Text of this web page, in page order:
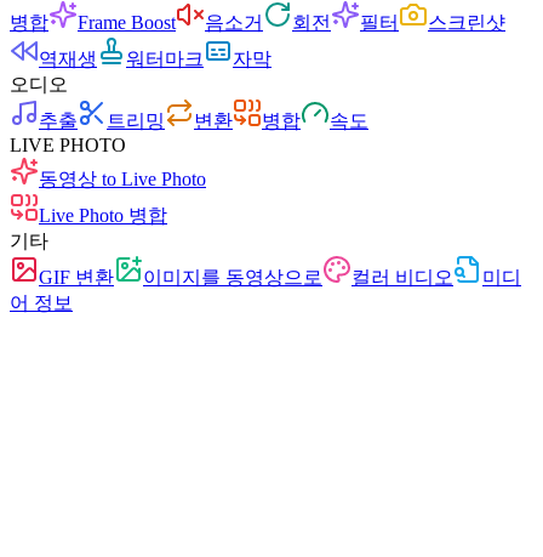
병합
Frame Boost 음소거 회전 필터
스크린샷
역재생
워터마크
자막
오디오
추출
트리밍 변환 병합
속도
LIVE PHOTO
동영상 to Live Photo
Live Photo 병합
기타
GIF 변환
이미지를 동영상으로 컬러 비디오
미디
어 정보